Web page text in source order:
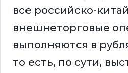
все российско-
внешнеторговые
выполняются в
то есть, по сути,